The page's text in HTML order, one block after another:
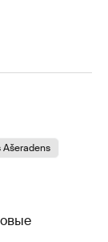
Ašeradens